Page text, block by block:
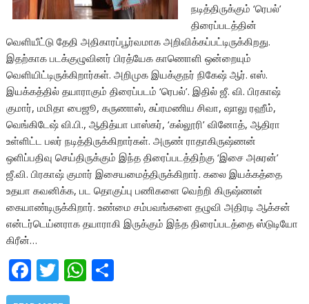
நடித்திருக்கும் ‘ரெபல்’
திரைப்படத்தின்
வெளியீட்டு தேதி அதிகாரப்பூர்வமாக அறிவிக்கப்பட்டிருக்கிறது.
இதற்காக படக்குழுவினர் பிரத்யேக காணொளி ஒன்றையும்
வெளியிட்டிருக்கிறார்கள். அறிமுக இயக்குநர் நிகேஷ் ஆர். எஸ்.
இயக்கத்தில் தயாராகும் திரைப்படம் ‘ரெபல்’. இதில் ஜீ. வி. பிரகாஷ்
குமார், மமிதா பைஜூ, கருணாஸ், சுப்ரமணிய சிவா, ஷாலு ரஹீம்,
வெங்கிடேஷ் வி.பி., ஆதித்யா பாஸ்கர், ‘கல்லூரி’ வினோத், ஆதிரா
உள்ளிட்ட பலர் நடித்திருக்கிறார்கள். அருண் ராதாகிருஷ்ணன்
ஒளிப்பதிவு செய்திருக்கும் இந்த திரைப்படத்திற்கு ‘இசை அசுரன்’
ஜீ.வி. பிரகாஷ் குமார் இசையமைத்திருக்கிறார். கலை இயக்கத்தை
உதயா கவனிக்க, பட தொகுப்பு பணிகளை வெற்றி கிருஷ்ணன்
கையாண்டிருக்கிறார். உண்மை சம்பவங்களை தழுவி அதிரடி ஆக்சன்
என்டர்டெய்னராக தயாராகி இருக்கும் இந்த திரைப்படத்தை ஸ்டுடியோ
கிரீன்…
F
ac
T
w
W